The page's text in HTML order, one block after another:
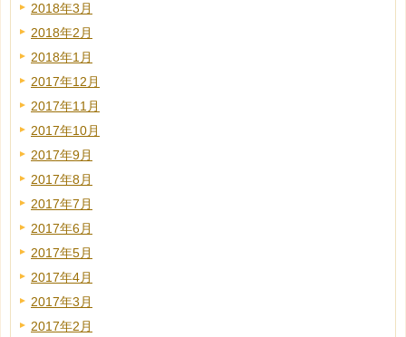
2018年3月
2018年2月
2018年1月
2017年12月
2017年11月
2017年10月
2017年9月
2017年8月
2017年7月
2017年6月
2017年5月
2017年4月
2017年3月
2017年2月